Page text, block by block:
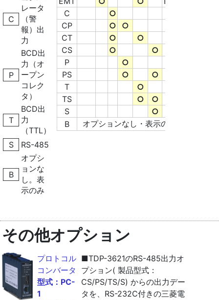
C
レータ
（警
報）出
力
P
BCD出
力（オ
ープン
コレク
タ）
T
BCD出
力
（TTL）
S
RS-485
B
オプシ
ョンな
し。表
示のみ
C
○
CP
○ ○
CT
○ ○
CS
○ ○
P
○
PS
○ ○
T
○
TS
○ ○
S
○
B
オプションなし・表示のみ
その他オプション
プロトコル
コンバータ
型式：PC-
1
■TDP-3621のRS-485出力オ
プション( 製品型式：
CS/PS/TS/S) からの出力デー
タを、RS-232C付きの三菱電